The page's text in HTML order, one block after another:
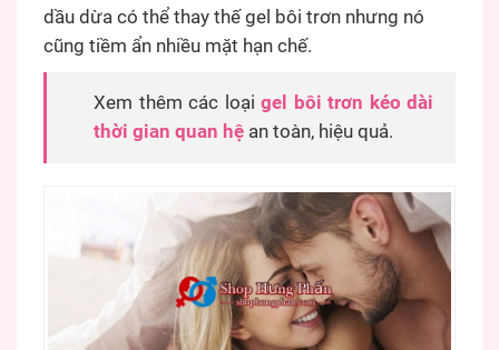
dầu dừa có thể thay thế gel bôi trơn nhưng nó
cũng tiềm ẩn nhiều mặt hạn chế.
Xem thêm các loại gel bôi trơn kéo dài
thời gian quan hệ an toàn, hiệu quả.